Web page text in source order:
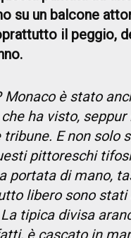
su un balcone
il peggio,
Monaco è stato
ha visto,
E non solo
pittoreschi
portata di mano,
libero sono
tipica divisa